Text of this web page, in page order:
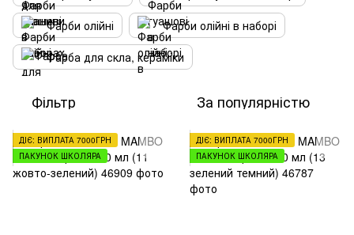
Фарби олійні
Фарби олійні в наборі
Фарба для скла, кераміки
Фільтр За популярністю
ДІЄ: ВИПЛАТА 7000ГРН
ПАКУНОК ШКОЛЯРА
ДІЄ: ВИПЛАТА 7000ГРН
ПАКУНОК ШКОЛЯРА